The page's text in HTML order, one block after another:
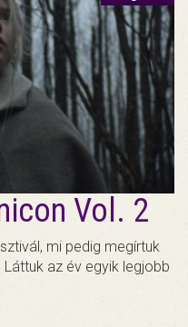
Vol. 2
mi pedig megírtuk
az év egyik legjobb